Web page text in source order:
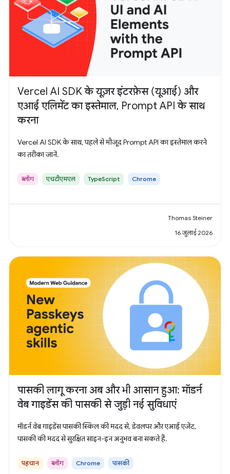
Vercel AI SDK के यूज़र इंटरफ़ेस (यूआई) और
एआई एलिमेंट का इस्तेमाल, Prompt API के साथ
करना
Vercel AI SDK के साथ, पहले से मौजूद Prompt API का इस्तेमाल करने
का तरीका जानें.
ब्लॉग एचटीएमएल TypeScript Chrome
Thomas Steiner
16 जुलाई 2026
पासकी लागू करना अब और भी आसान हुआ: मॉडर्न
वेब गाइडेंस की पासकी से जुड़ी नई सुविधाएं
मॉडर्न वेब गाइडेंस पासकी स्किल की मदद से, डेवलपर और एआई एजेंट,
पासकी की मदद से सुरक्षित साइन-इन अनुभव बना सकते हैं.
पहचान ब्लॉग Chrome पासकी